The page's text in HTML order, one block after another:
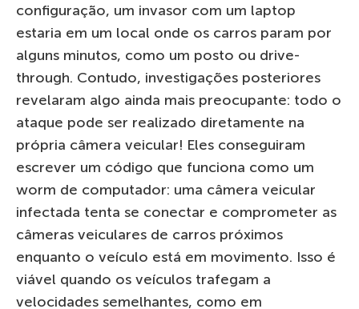
configuração, um invasor com um laptop
estaria em um local onde os carros param por
alguns minutos, como um posto ou drive-
through. Contudo, investigações posteriores
revelaram algo ainda mais preocupante: todo o
ataque pode ser realizado diretamente na
própria câmera veicular! Eles conseguiram
escrever um código que funciona como um
worm de computador: uma câmera veicular
infectada tenta se conectar e comprometer as
câmeras veiculares de carros próximos
enquanto o veículo está em movimento. Isso é
viável quando os veículos trafegam a
velocidades semelhantes, como em